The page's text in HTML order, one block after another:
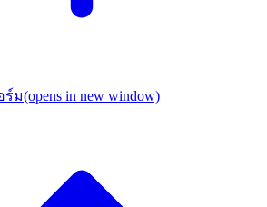
ร์ม(opens in new window)